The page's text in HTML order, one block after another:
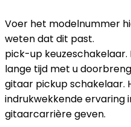
Voer het modelnummer
weten dat dit past.
pick-up
lange tijd met u
gitaar pickup schakelaar.
indrukwekkende ervaring
gitaarcarrière geven.